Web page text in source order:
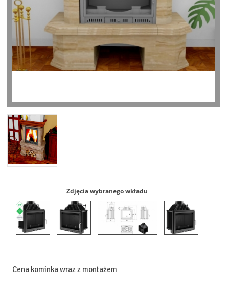
Zdjęcia wybranego wkładu
Cena kominka wraz z montażem